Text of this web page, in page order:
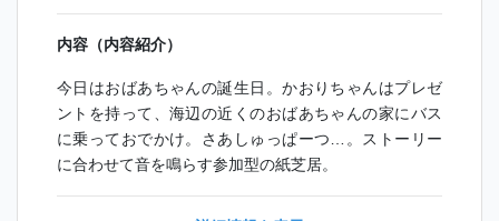
内容（内容紹介）
今日はおばあちゃんの誕生日。かおりちゃんはプレゼ
ントを持って、海辺の近くのおばあちゃんの家にバス
に乗っておでかけ。さあしゅっぱーつ…。ストーリー
に合わせて音を鳴らす参加型の紙芝居。